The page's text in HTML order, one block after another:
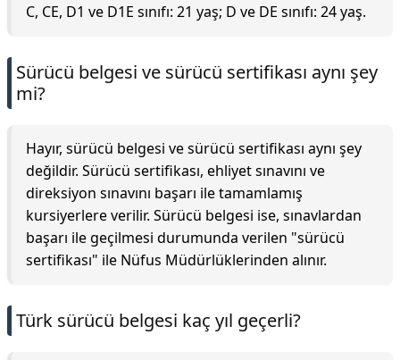
C, CE, D1 ve D1E sınıfı: 21 yaş; D ve DE sınıfı: 24 yaş.
Sürücü belgesi ve sürücü sertifikası aynı şey
mi?
Hayır, sürücü belgesi ve sürücü sertifikası aynı şey
değildir. Sürücü sertifikası, ehliyet sınavını ve
direksiyon sınavını başarı ile tamamlamış
kursiyerlere verilir. Sürücü belgesi ise, sınavlardan
başarı ile geçilmesi durumunda verilen "sürücü
sertifikası" ile Nüfus Müdürlüklerinden alınır.
Türk sürücü belgesi kaç yıl geçerli?